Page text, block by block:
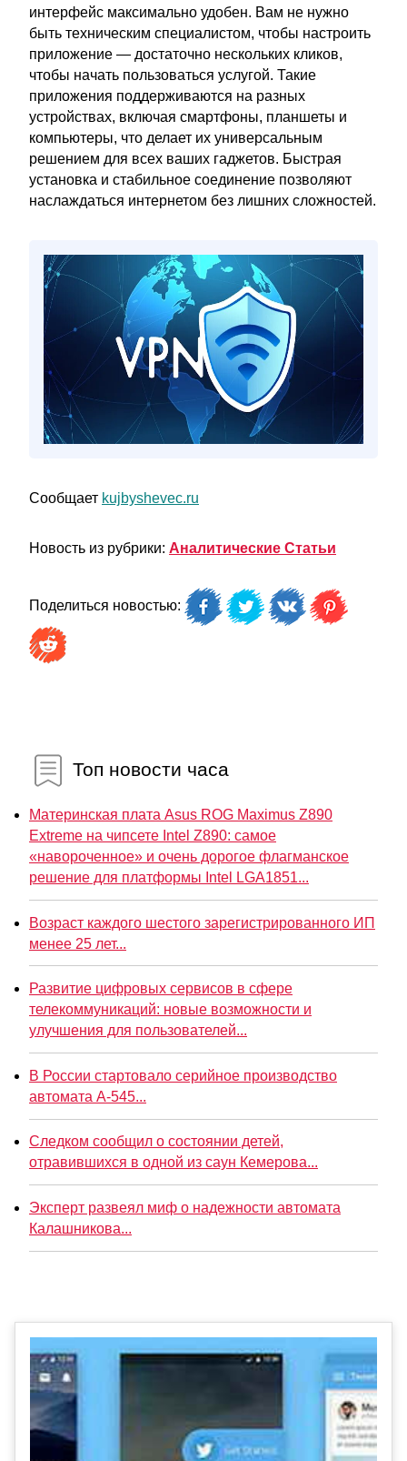
интерфейс максимально удобен. Вам не нужно
быть техническим специалистом, чтобы настроить
приложение — достаточно нескольких кликов,
чтобы начать пользоваться услугой. Такие
приложения поддерживаются на разных
устройствах, включая смартфоны, планшеты и
компьютеры, что делает их универсальным
решением для всех ваших гаджетов. Быстрая
установка и стабильное соединение позволяют
наслаждаться интернетом без лишних сложностей.
Сообщает kujbyshevec.ru
Новость из рубрики: Аналитические Статьи
Поделиться новостью:
Топ новости часа
Материнская плата Asus ROG Maximus Z890
Extreme на чипсете Intel Z890: самое
«навороченное» и очень дорогое флагманское
решение для платформы Intel LGA1851...
Возраст каждого шестого зарегистрированного ИП
менее 25 лет...
Развитие цифровых сервисов в сфере
телекоммуникаций: новые возможности и
улучшения для пользователей...
В России стартовало серийное производство
автомата А-545...
Следком сообщил о состоянии детей,
отравившихся в одной из саун Кемерова...
Эксперт развеял миф о надежности автомата
Калашникова...